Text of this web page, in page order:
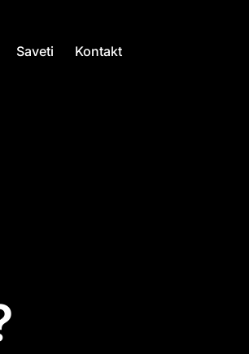
Saveti Kontakt